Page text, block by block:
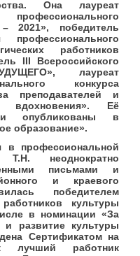
Она лауреат
2021», победитель
профессионального
работников
III
Всероссийского
лауреат
конкурса
преподавателей и
вдохновения». Её
опубликованы в
образование».
профессиональной
Т.Н. неоднократно
письмами и
и краевого
победителем
культуры
в номинации «За
развитие культуры
Сертификатом на
лучший работник